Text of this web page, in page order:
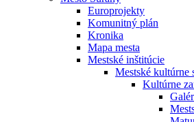
Europrojekty
Komunitný plán
Kronika
Mapa mesta
Mestské inštitúcie
Mestské kultúrne
Kultúrne